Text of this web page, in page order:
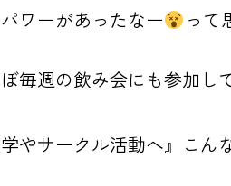
ワーがあったなー って
毎週の飲み会にも参加し
サークル活動へ』 こん